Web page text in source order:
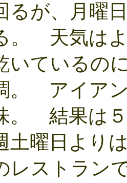
るが、月曜
。 天気は
いているの
。 アイア
。 結果は
土曜日より
レストラン